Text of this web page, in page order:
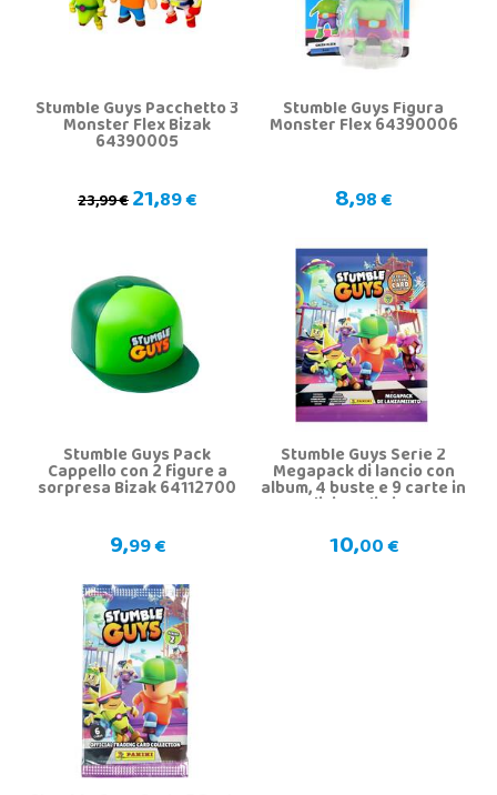
Stumble Guys Pacchetto 3
Monster Flex Bizak
64390005
23,99 €21,89 €
Stumble Guys Figura
Monster Flex 64390006
8,98 €
Stumble Guys Pack
Cappello con 2 figure a
sorpresa Bizak 64112700
9,99 €
Stumble Guys Serie 2
Megapack di lancio con
album, 4 buste e 9 carte in
edizione limitata
10,00 €